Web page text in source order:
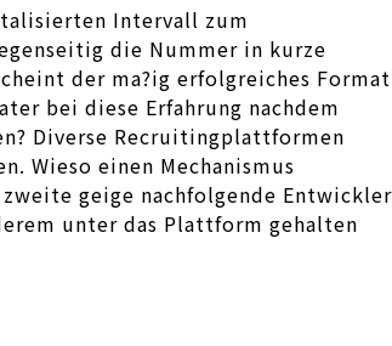
Intervall zum
die Nummer in kurze
der ma?ig erfolgreiches Format
bei diese Erfahrung nachdem
Diverse Recruitingplattformen
Wieso einen Mechanismus
geige nachfolgende Entwickler
unter das Plattform gehalten